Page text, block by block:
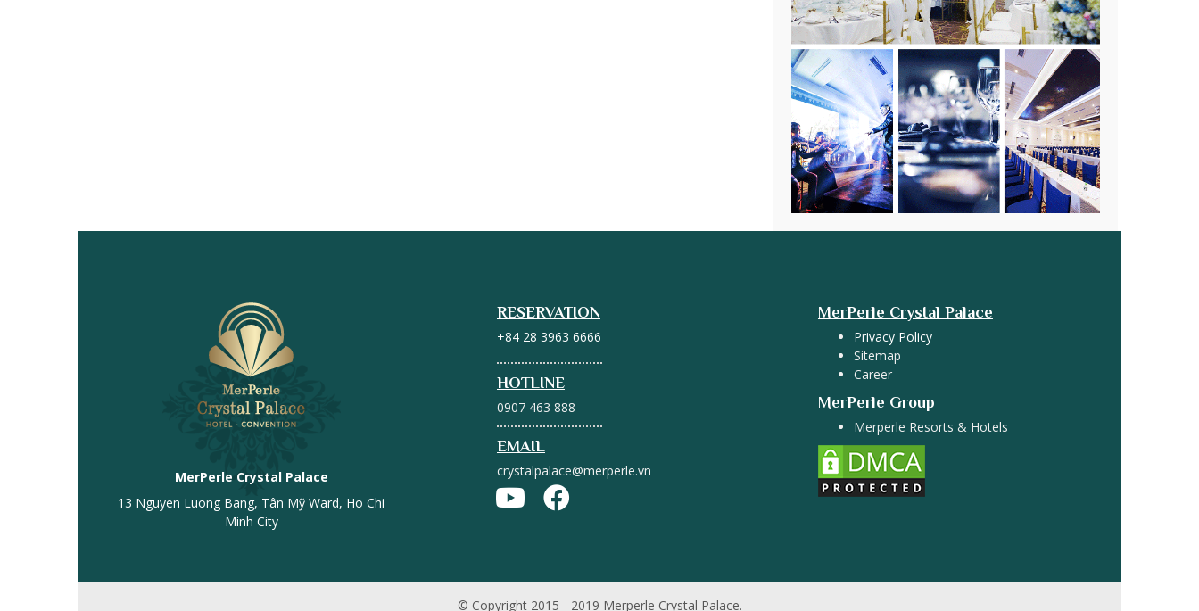
MerPerle Crystal Palace
13 Nguyen Luong Bang, Tân Mỹ Ward, Ho Chi
Minh City
RESERVATION
+84 28 3963 6666
HOTLINE
0907 463 888
EMAIL
crystalpalace@merperle.vn
MerPerle Crystal Palace
Privacy Policy
Sitemap
Career
MerPerle Group
Merperle Resorts & Hotels
© Copyright 2015 - 2019 Merperle Crystal Palace.